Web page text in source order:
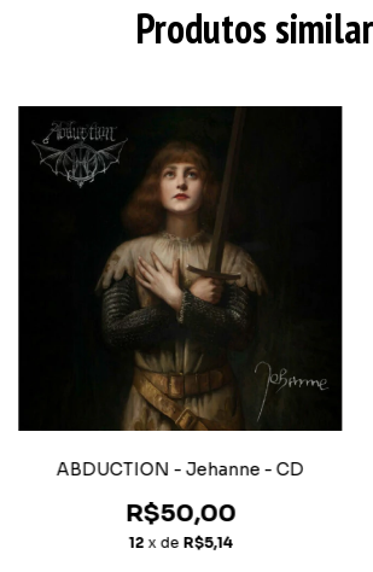
Produtos
ABDUCTION - Jehanne - CD
R$50,00
12 x de R$5,14